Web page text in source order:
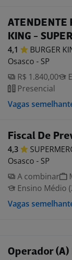
ATENDENTE
KING -
4,1 BURGER
Osasco - SP
R$ 1.840,00
Presencial
Vagas
Fiscal De
4,3
Osasco - SP
A combinar
Ensino Médio
Vagas
Operador